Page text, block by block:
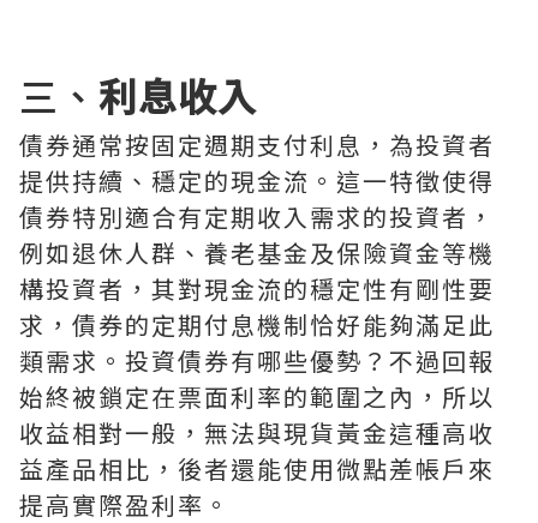
三、 利息收入
債券通常按固定週期支付利息，為投資者
提供持續、穩定的現金流。這一特徵使得
債券特別適合有定期收入需求的投資者，
例如退休人群、養老基金及保險資金等機
構投資者，其對現金流的穩定性有剛性要
求，債券的定期付息機制恰好能夠滿足此
類需求。投資債券有哪些優勢？不過回報
始終被鎖定在票面利率的範圍之內，所以
收益相對一般，無法與現貨黃金這種高收
益產品相比，後者還能使用微點差帳戶來
提高實際盈利率。